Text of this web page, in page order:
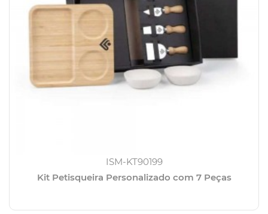
ISM-KT90199
Kit Petisqueira Personalizado com 7 Peças